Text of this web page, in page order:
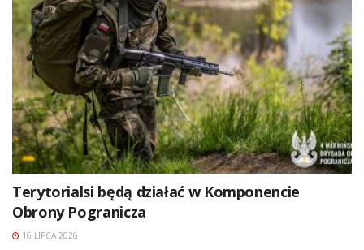
Terytorialsi będą działać w Komponencie
Obrony Pogranicza
16 LIPCA 2026